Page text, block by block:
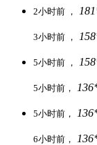
2小时前 ，
3小时前 ，
5小时前 ，
5小时前，
5小时前，
6小时前，